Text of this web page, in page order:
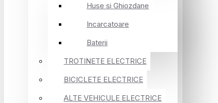
Huse si Ghiozdane
Incarcatoare
Baterii
TROTINETE ELECTRICE
BICICLETE ELECTRICE
ALTE VEHICULE ELECTRICE